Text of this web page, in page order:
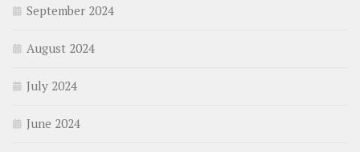
September 2024
August 2024
July 2024
June 2024